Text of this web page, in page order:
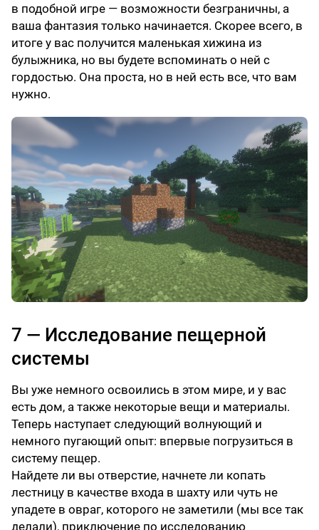
в подобной игре — возможности безграничны, а
ваша фантазия только начинается. Скорее всего, в
итоге у вас получится маленькая хижина из
булыжника, но вы будете вспоминать о ней с
гордостью. Она проста, но в ней есть все, что вам
нужно.
7 — Исследование пещерной
системы
Вы уже немного освоились в этом мире, и у вас
есть дом, а также некоторые вещи и материалы.
Теперь наступает следующий волнующий и
немного пугающий опыт: впервые погрузиться в
систему пещер.
Найдете ли вы отверстие, начнете ли копать
лестницу в качестве входа в шахту или чуть не
упадете в овраг, которого не заметили (мы все так
делали), приключение по исследованию